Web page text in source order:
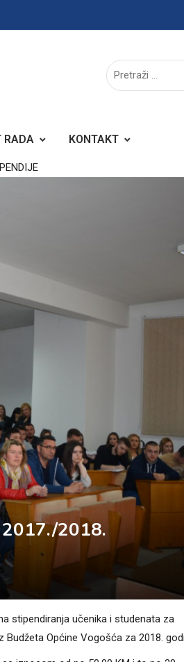
RADA KONTAKT
2017./2018.
stipendiranja učenika i studenata za
Općine Vogošća za 2018.